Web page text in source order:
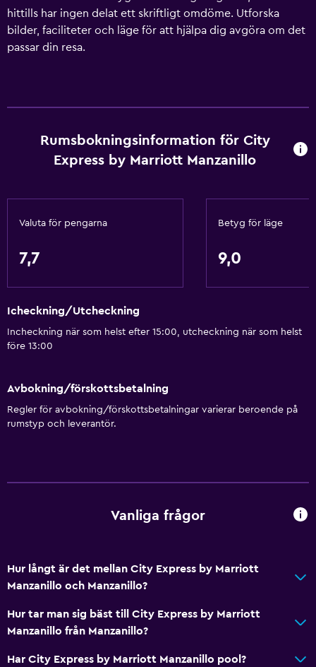
hittills har ingen delat ett skriftligt omdöme. Utforska
bilder, faciliteter och läge för att hjälpa dig avgöra om det
passar din resa.
Rumsbokningsinformation för City
Express by Marriott Manzanillo
Valuta för pengarna
7,7
Betyg för läge
9,0
Icheckning/Utcheckning
Incheckning när som helst efter 15:00, utcheckning när som helst
före 13:00
Avbokning/förskottsbetalning
Regler för avbokning/förskottsbetalningar varierar beroende på
rumstyp och leverantör.
Vanliga frågor
Hur långt är det mellan City Express by Marriott
Manzanillo och Manzanillo?
Hur tar man sig bäst till City Express by Marriott
Manzanillo från Manzanillo?
Har City Express by Marriott Manzanillo pool?